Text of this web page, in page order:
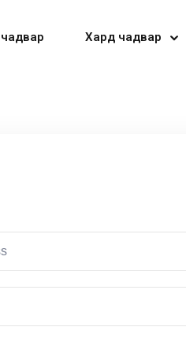
Хард чадвар
an account?Sign up